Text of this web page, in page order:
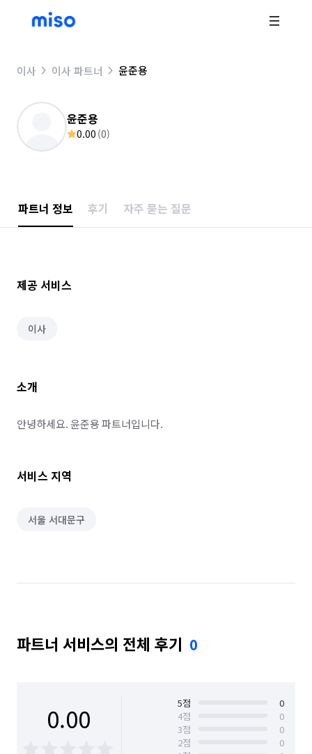
이사 이사 파트너 윤준용
윤준용
0.00 (0)
파트너 정보 후기 자주 묻는 질문
제공 서비스
이사
소개
안녕하세요. 윤준용 파트너입니다.
서비스 지역
서울 서대문구
파트너 서비스의 전체 후기 0
0.00 5점
0
4점
0
3점
0
2점
0